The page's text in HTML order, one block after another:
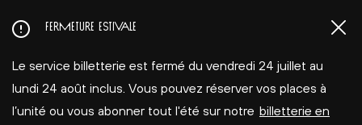
au
principal
FERMETURE ESTIVALE
Le service billetterie est fermé du vendredi 24 juillet au
lundi 24 août inclus. Vous pouvez réserver vos places à
l’unité ou vous abonner tout l'été sur notre billetterie en